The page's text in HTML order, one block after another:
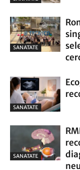
SANATATE
SANATATE
SANATATE